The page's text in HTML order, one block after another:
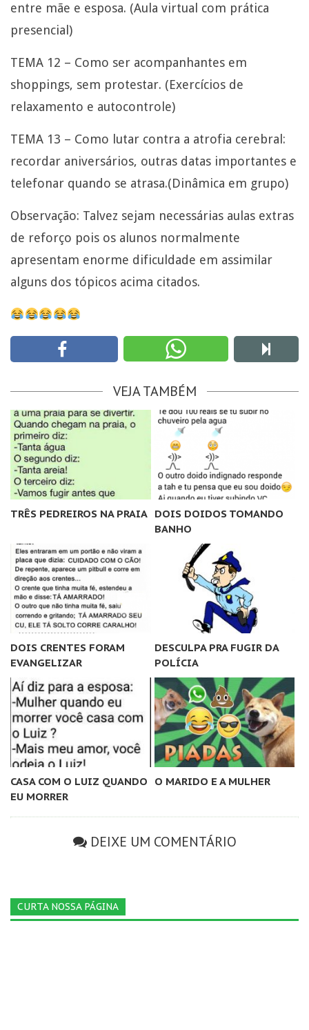
entre mãe e esposa. (Aula virtual com prática
presencial)
TEMA 12 – Como ser acompanhantes em
shoppings, sem protestar. (Exercícios de
relaxamento e autocontrole)
TEMA 13 – Como lutar contra a atrofia cerebral:
recordar aniversários, outras datas importantes e
telefonar quando se atrasa.(Dinâmica em grupo)
Observação: Talvez sejam necessárias aulas extras
de reforço pois os alunos normalmente
apresentam enorme dificuldade em assimilar
alguns dos tópicos acima citados.
VEJA TAMBÉM
TRÊS PEDREIROS NA PRAIA DOIS DOIDOS TOMANDO
BANHO
DOIS CRENTES FORAM
EVANGELIZAR
DESCULPA PRA FUGIR DA
POLÍCIA
CASA COM O LUIZ QUANDO
EU MORRER
O MARIDO E A MULHER
DEIXE UM COMENTÁRIO
CURTA NOSSA PÁGINA